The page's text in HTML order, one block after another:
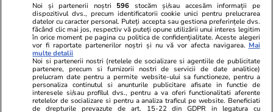
Comentarii(2)
Trandafir 23.07.2024, 12:20
Tradat ? Din contra. I s-a facut un mare bine. Deabia
se mai tine pe piciare, uita cum il cheama !
Noi și partenerii noștri 596 stocăm și/sau accesăm informații pe
dispozitivul dvs., precum identificatorii cookie unici pentru prelucrarea
datelor cu caracter personal. Puteți accepta sau gestiona preferințele dvs.
făcând clic mai jos, respectiv vă puteți opune utilizării unui interes legitim
în orice moment pe pagina cu politica de confidențialitate. Aceste alegeri
vor fi raportate partenerilor noștri și nu vă vor afecta navigarea. Mai
multe detalii
Noi si partenerii nostri (retelele de socializare si agentiile de publicitate
partenere, precum si furnizorii nostri de servicii de date analitice)
prelucram date pentru a permite website-ului sa functioneze, pentru a
personaliza continutul si anunturile publicitare afisate in functie de
interesele si/sau profilul dvs., pentru a va oferi functionalitati aferente
retelelor de socializare si pentru a analiza traficul pe website. Beneficiati
de drepturile prevazute de art. 15-22 din GDPR in legatura cu